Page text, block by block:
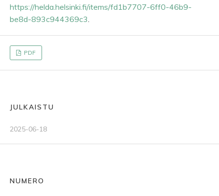
https://helda.helsinki.fi/items/fd1b7707-6ff0-46b9-
be8d-893c944369c3.
PDF
JULKAISTU
2025-06-18
NUMERO